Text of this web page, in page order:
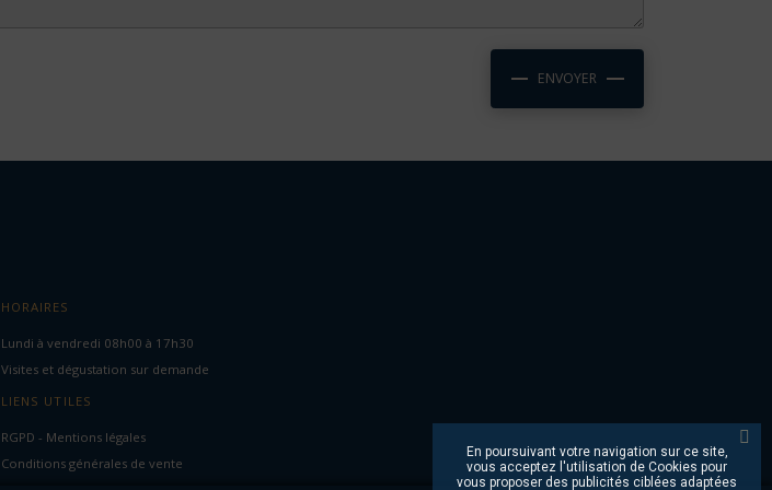
ENVOYER
HORAIRES
Lundi à vendredi 08h00 à 17h30
Visites et dégustation sur demande
LIENS UTILES
RGPD - Mentions légales
Conditions générales de vente
En poursuivant votre navigation sur ce site,
vous acceptez l'utilisation de Cookies pour
vous proposer des publicités ciblées adaptées